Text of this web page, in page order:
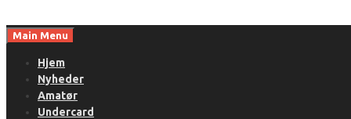
toMain Menu
Hjem
Nyheder
Amatør
Undercard